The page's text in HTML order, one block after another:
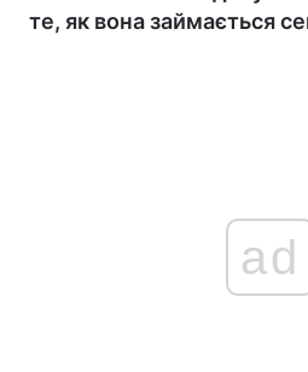
те, як вона займається
ad